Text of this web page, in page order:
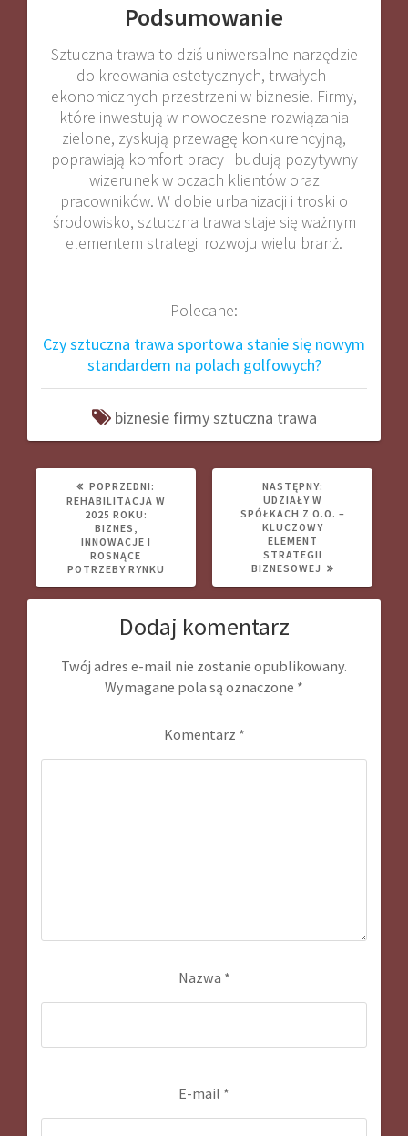
Podsumowanie
Sztuczna trawa to dziś uniwersalne narzędzie
do kreowania estetycznych, trwałych i
ekonomicznych przestrzeni w biznesie. Firmy,
które inwestują w nowoczesne rozwiązania
zielone, zyskują przewagę konkurencyjną,
poprawiają komfort pracy i budują pozytywny
wizerunek w oczach klientów oraz
pracowników. W dobie urbanizacji i troski o
środowisko, sztuczna trawa staje się ważnym
elementem strategii rozwoju wielu branż.
Polecane:
Czy sztuczna trawa sportowa stanie się nowym
standardem na polach golfowych?
biznesie firmysztuczna trawa
POPRZEDNI:
WPIS:
REHABILITACJA W
2025 ROKU:
BIZNES,
INNOWACJE I
ROSNĄCE
POTRZEBY RYNKU
NASTĘPNY:
UDZIAŁY W
SPÓŁKACH Z O.O. –
KLUCZOWY
ELEMENT
STRATEGII
BIZNESOWEJ
Dodaj komentarz
Twój adres e-mail nie zostanie opublikowany.
Wymagane pola są oznaczone *
Komentarz *
Nazwa *
E-mail *